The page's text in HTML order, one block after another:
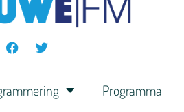
Programma